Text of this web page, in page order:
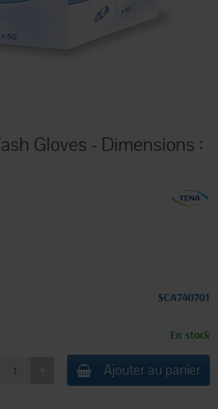
Gloves - Dimensions :
SCA740701
En stock
Ajouter au panier